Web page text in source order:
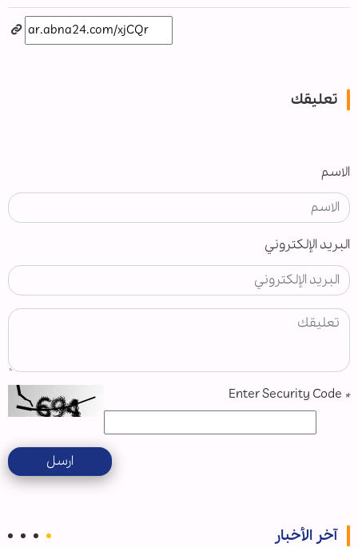
تعليقك
الاسم
البريد الإلكتروني
*
ارسل
آخر الأخبار